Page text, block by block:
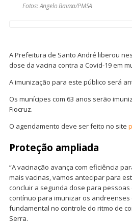
Fotos: Angelo Baima/PMSA
A Prefeitura de Santo André liberou
dose da vacina contra a Covid-19 em
A imunização para este público será
Os munícipes com 63 anos serão
Fiocruz.
O agendamento deve ser feito no site
Proteção ampliada
“A vacinação avança com eficiência
mais vacinas, vamos antecipar para
concluir a segunda dose para
contínuo para imunizar os andreenses
fundamental no controle do ritmo de
Serra.